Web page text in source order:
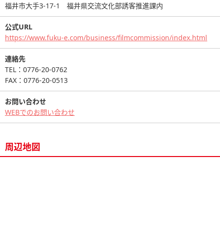
福井市大手3-17-1 福井県交流文化部誘客推進課内
公式URL
https://www.fuku-e.com/business/filmcommission/index.html
連絡先
TEL：0776-20-0762
FAX：0776-20-0513
お問い合わせ
WEBでのお問い合わせ
周辺地図